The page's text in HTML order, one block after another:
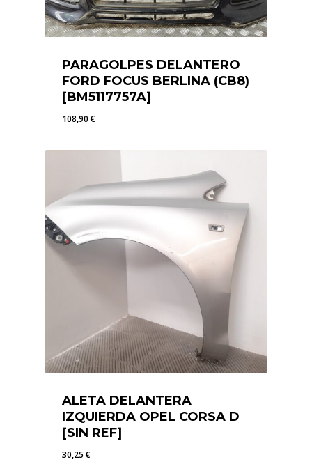
PARAGOLPES DELANTERO
FORD FOCUS BERLINA (CB8)
[BM5117757A]
108,90€
ALETA DELANTERA
IZQUIERDA OPEL CORSA D
[SIN REF]
30,25€